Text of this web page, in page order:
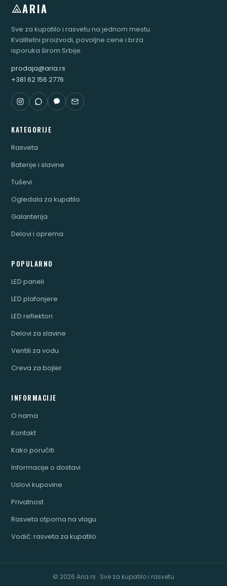
ARIA
Sve za kupatilo i rasvetu na jednom mestu.
Kvalitetni proizvodi, povoljne cene i brza
isporuka širom Srbije.
prodaja@aria.rs
+381 62 156 2776
KATEGORIJE
Rasveta
Baterije i slavine
Tuševi
Ogledala za kupatilo
Galanterija
Delovi i oprema
POPULARNO
LED paneli
LED plafonjere
LED reflektori
Delovi za slavine
Ventili za vodu
Creva za bojler
INFORMACIJE
O nama
Kontakt
Kako poručiti
Informacije o dostavi
Uslovi kupovine
Privatnost
Rasveta otporna na vlagu
Vodič: rasveta za kupatilo
© 2026 Aria.rs · Sve za kupatilo i rasvetu